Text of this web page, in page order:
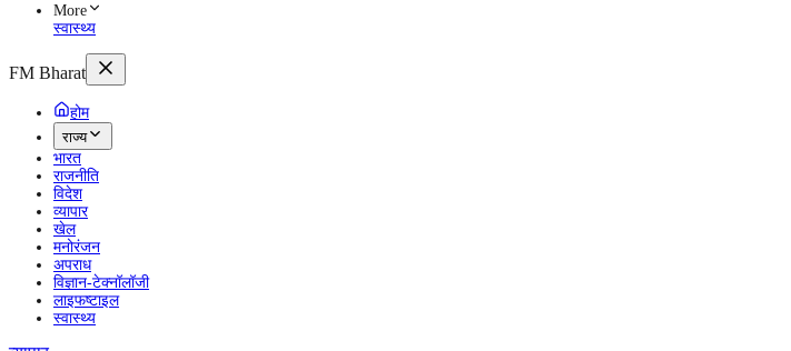
More
स्वास्थ्य
FM Bharat
होम
राज्य
भारत
राजनीति
विदेश
व्यापार
खेल
मनोरंजन
अपराध
विज्ञान-टेक्नॉलॉजी
लाइफष्टाइल
स्वास्थ्य